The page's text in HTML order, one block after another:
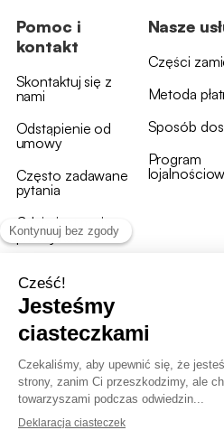
Pomoc i
kontakt
Skontaktuj się z
nami
Odstąpienie od
umowy
Często zadawane
pytania
Gdzie jest moja
przesyłka?
Nasze
Części
Metoda
Sposób
Program
OWU programu
RODO i polityka
Deklaracja